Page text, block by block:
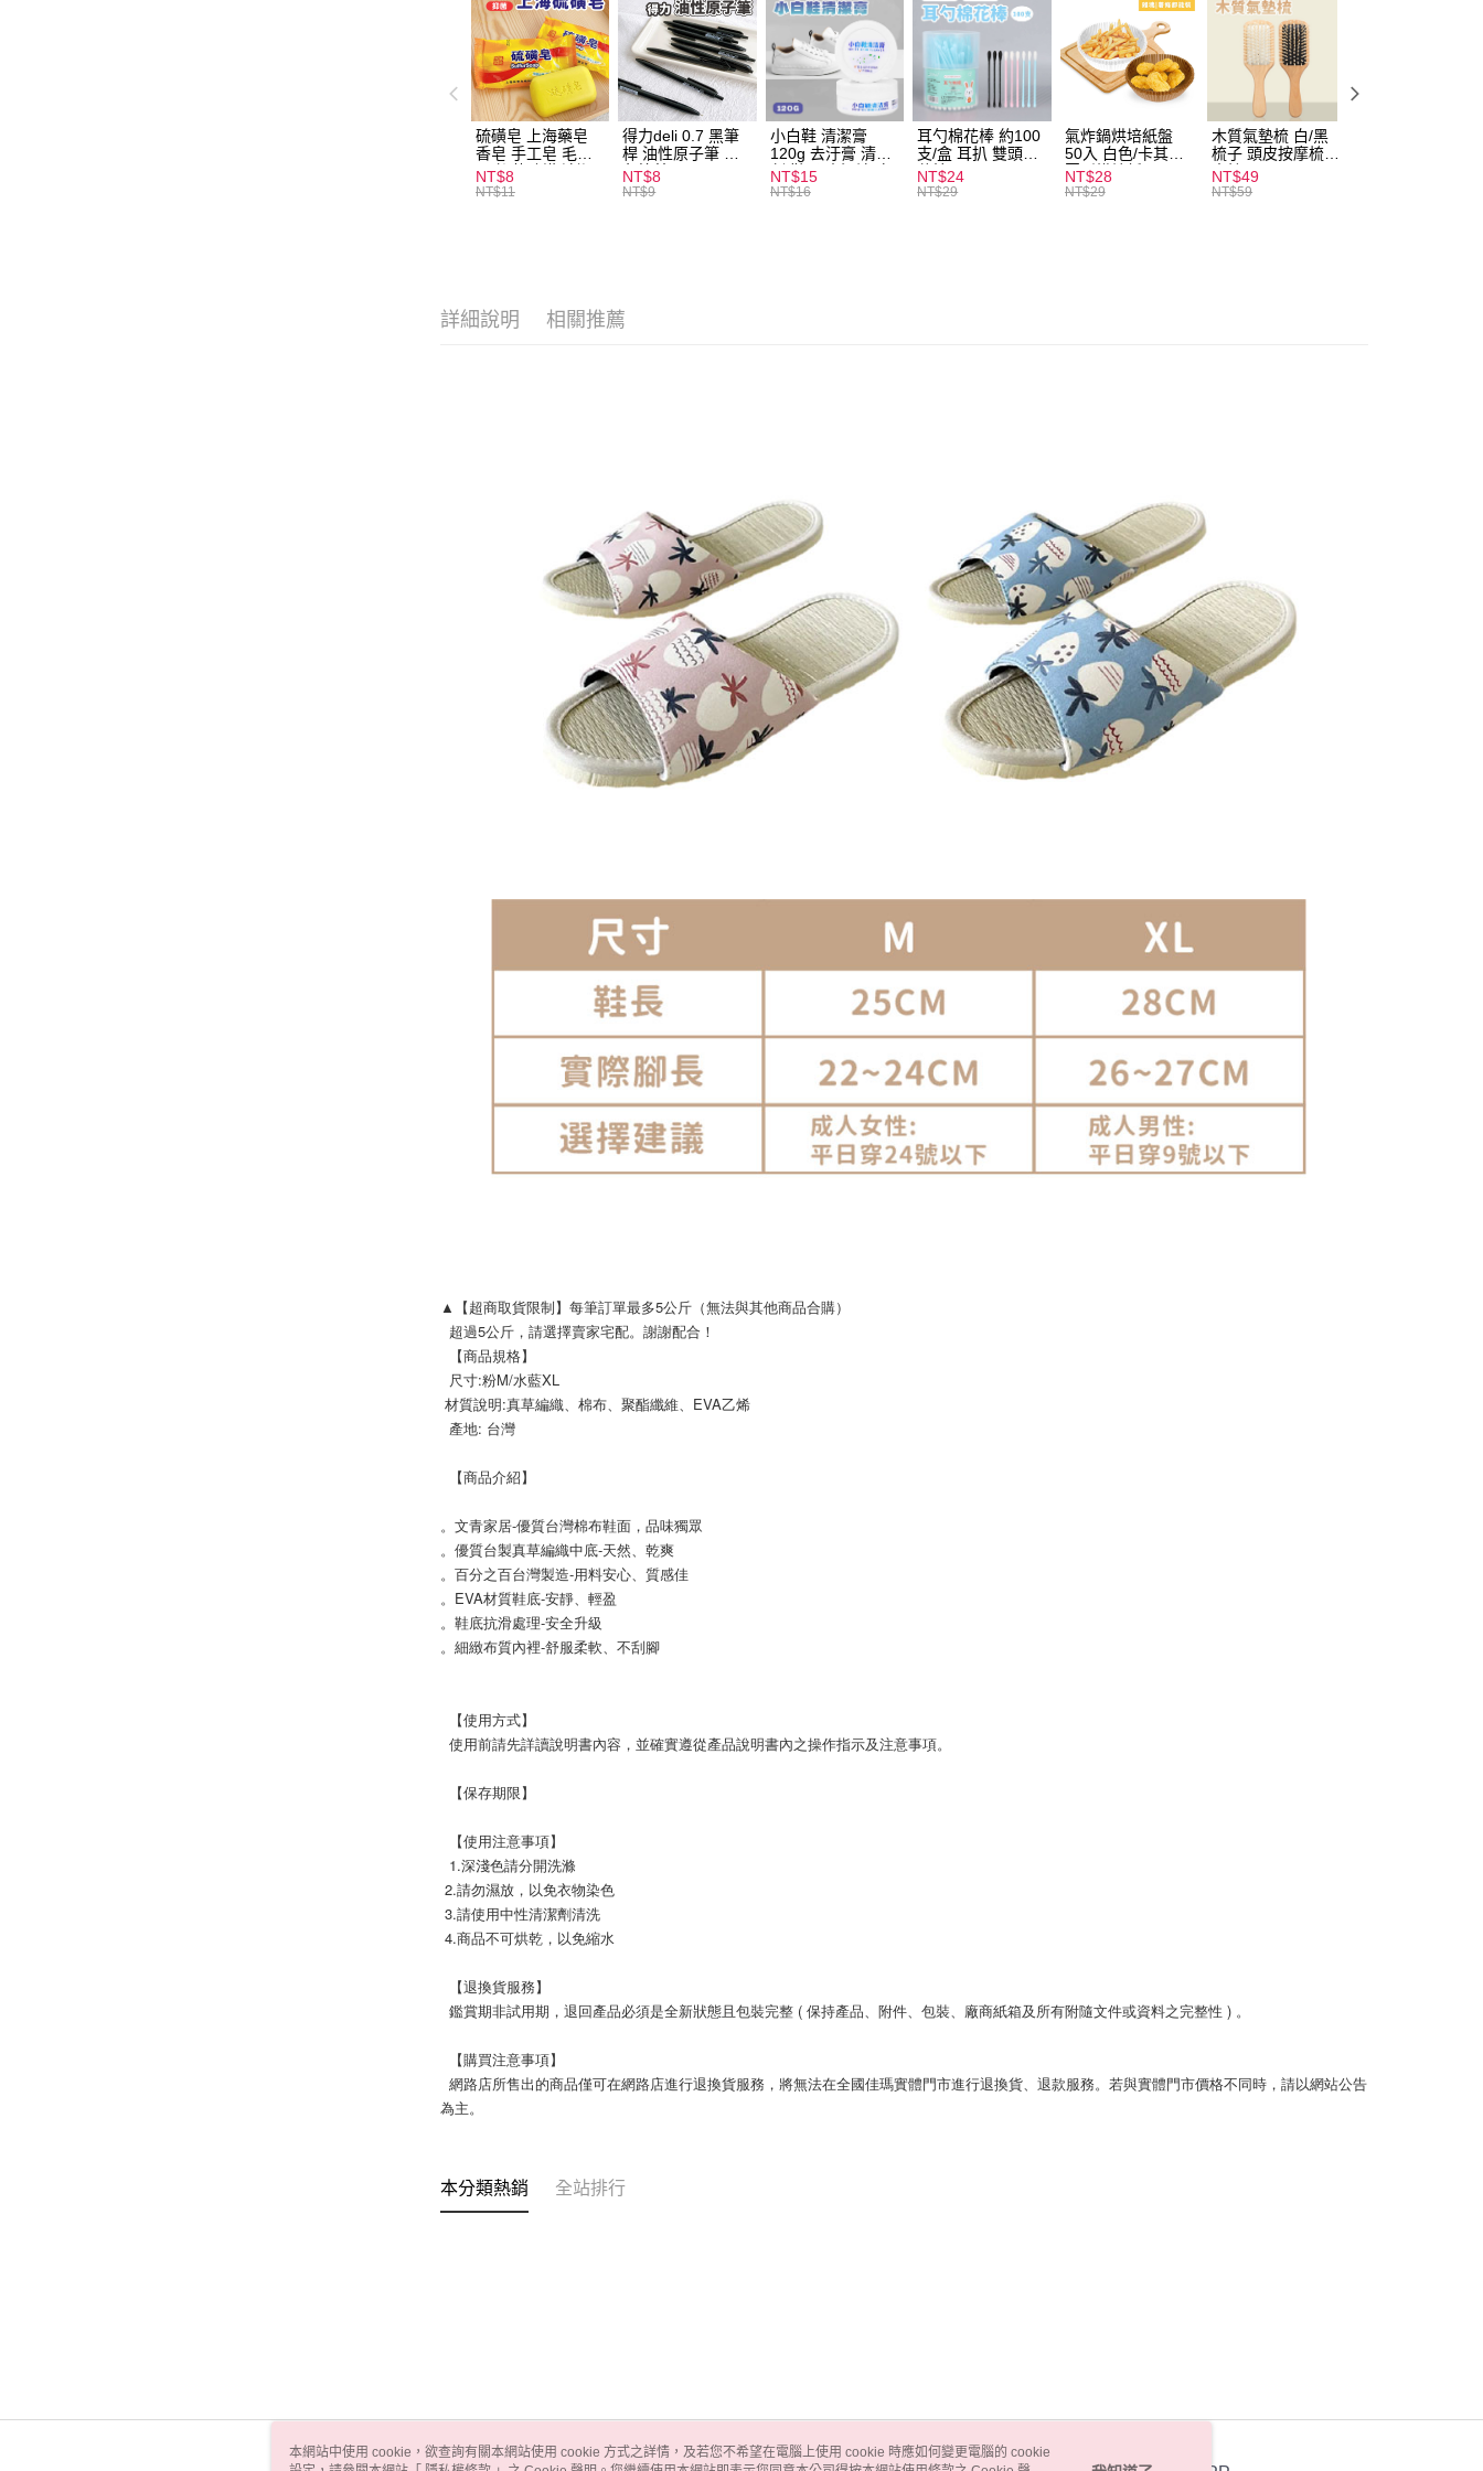
運送方式
全家取貨付款
每筆NT$60，滿NT$599(含以上)免運費
付款後全家取貨
每筆NT$60，滿NT$599(含以上)免運費
硫磺皂 上海藥皂
香皂 手工皂 毛囊
炎 抑菌除蟎 清潔
護膚 去油去痘 寵
NT$8
NT$11
得力deli 0.7 黑筆
桿 油性原子筆 黑
色筆芯 S304
NT$8
NT$9
小白鞋 清潔膏
120g 去汙膏 清潔
劑 鞋子 去汙漬 白
皮鞋 鞋油
NT$15
NT$16
耳勺棉花棒 約100
支/盒 耳扒 雙頭棉
花棒
NT$24
NT$29
氣炸鍋烘培紙盤
50入 白色/卡其色
圓形烘焙紙
NT$28
NT$29
木質氣墊梳 白/黑
梳子 頭皮按摩梳
木梳
NT$49
NT$59
詳細說明 相關推薦
▲【超商取貨限制】每筆訂單最多5公斤（無法與其他商品合購）
  超過5公斤，請選擇賣家宅配。謝謝配合！
  【商品規格】
  尺寸:粉M/水藍XL
材質說明:真草編織、棉布、聚酯纖維、EVA乙烯
  產地: 台灣
  【商品介紹】
。文青家居-優質台灣棉布鞋面，品味獨眾
。優質台製真草編織中底-天然、乾爽
。百分之百台灣製造-用料安心、質感佳
。EVA材質鞋底-安靜、輕盈
。鞋底抗滑處理-安全升級
。細緻布質內裡-舒服柔軟、不刮腳
  【使用方式】
  使用前請先詳讀說明書內容，並確實遵從產品說明書內之操作指示及注意事項。
  【保存期限】
  【使用注意事項】
  1.深淺色請分開洗滌
2.請勿濕放，以免衣物染色
3.請使用中性清潔劑清洗
4.商品不可烘乾，以免縮水
  【退換貨服務】
  鑑賞期非試用期，退回產品必須是全新狀態且包裝完整 ( 保持產品、附件、包裝、廠商紙箱及所有附隨文件或資料之完整性 ) 。
  【購買注意事項】
  網路店所售出的商品僅可在網路店進行退換貨服務，將無法在全國佳瑪實體門市進行退換貨、退款服務。若與實體門市價格不同時，請以網站公告
為主。
本分類熱銷 全站排行
本網站中使用 cookie，欲查詢有關本網站使用 cookie 方式之詳情，及若您不希望在電腦上使用 cookie 時應如何變更電腦的 cookie